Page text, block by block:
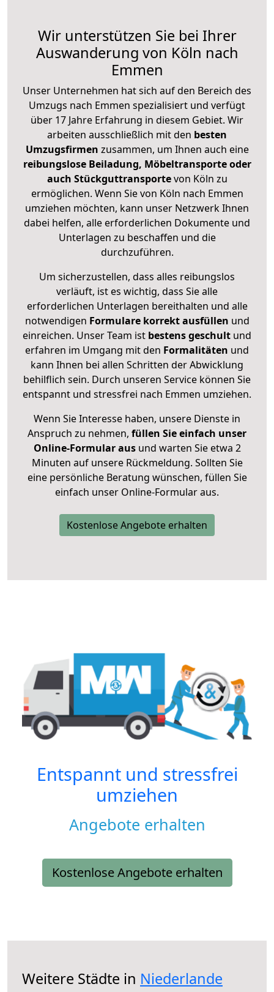
Wir unterstützen Sie bei Ihrer
Auswanderung von Köln nach
Emmen
Unser Unternehmen hat sich auf den Bereich des
Umzugs nach Emmen spezialisiert und verfügt
über 17 Jahre Erfahrung in diesem Gebiet. Wir
arbeiten ausschließlich mit den besten
Umzugsfirmen zusammen, um Ihnen auch eine
reibungslose Beiladung, Möbeltransporte oder
auch Stückguttransportevon Köln zu
ermöglichen. Wenn Sie von Köln nach Emmen
umziehen möchten, kann unser Netzwerk Ihnen
dabei helfen, alle erforderlichen Dokumente und
Unterlagen zu beschaffen und die
durchzuführen.
Um sicherzustellen, dass alles reibungslos
verläuft, ist es wichtig, dass Sie alle
erforderlichen Unterlagen bereithalten und alle
notwendigen Formulare korrekt ausfüllen und
einreichen. Unser Team ist bestens geschult und
erfahren im Umgang mit den Formalitäten und
kann Ihnen bei allen Schritten der Abwicklung
behilflich sein. Durch unseren Service können Sie
entspannt und stressfrei nach Emmen umziehen.
Wenn Sie Interesse haben, unsere Dienste in
Anspruch zu nehmen, füllen Sie einfach unser
Online-Formular ausund warten Sie etwa 2
Minuten auf unsere Rückmeldung. Sollten Sie
eine persönliche Beratung wünschen, füllen Sie
einfach unser Online-Formular aus.
Kostenlose Angebote erhalten
Entspannt und stressfrei
umziehen
Angebote erhalten
Kostenlose Angebote erhalten
Weitere Städte in Niederlande